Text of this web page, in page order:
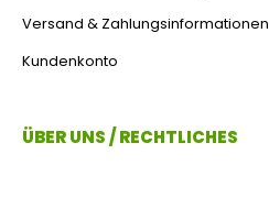
Versand & Zahlungsinformationen
Kundenkonto
ÜBER UNS / RECHTLICHES